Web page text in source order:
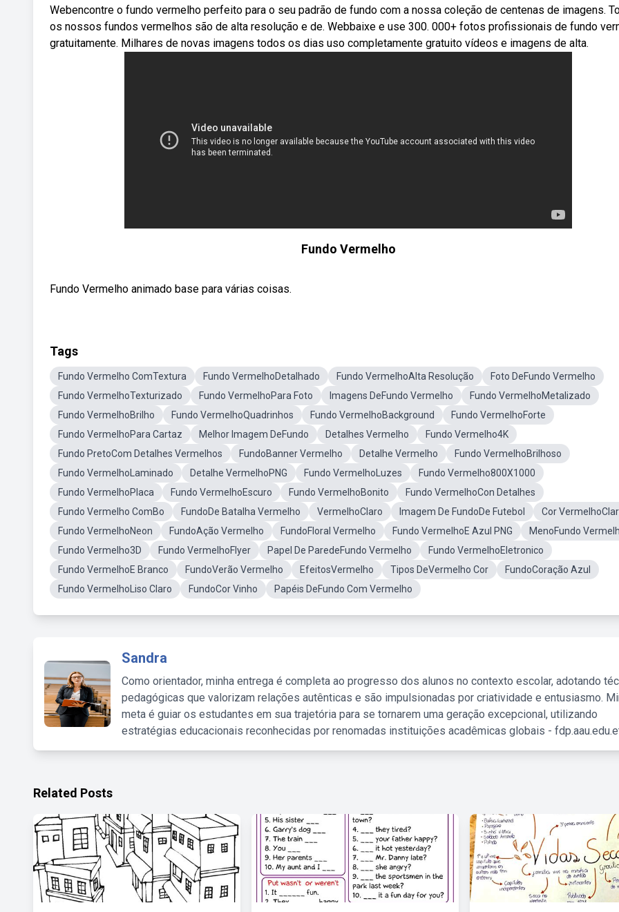
Webencontre o fundo vermelho perfeito para o seu padrão de fundo com a nossa coleção de centenas de imagens.
os nossos fundos vermelhos são de alta resolução e de. Webbaixe e use 300. 000+ fotos profissionais de fundo
gratuitamente. Milhares de novas imagens todos os dias uso completamente gratuito vídeos e imagens de alta.
Fundo Vermelho
Fundo Vermelho animado base para várias coisas.
Tags
Fundo Vermelho ComTextura Fundo VermelhoDetalhado Fundo VermelhoAlta Resolução
Foto DeFundo Vermelho
Fundo VermelhoTexturizado
Fundo VermelhoPara Foto Imagens DeFundo Vermelho
Fundo VermelhoMetalizado
Fundo VermelhoBrilho
Fundo VermelhoQuadrinhos Fundo VermelhoBackground
Fundo VermelhoForte
Fundo VermelhoPara Cartaz
Melhor Imagem DeFundo Detalhes Vermelho
Fundo Vermelho4K
Fundo PretoCom Detalhes Vermelhos
FundoBanner Vermelho Detalhe Vermelho
Fundo VermelhoBrilhoso
Fundo VermelhoLaminado
Detalhe VermelhoPNG Fundo VermelhoLuzes
Fundo Vermelho800X1000
Fundo VermelhoPlaca
Fundo VermelhoEscuro Fundo VermelhoBonito
Fundo VermelhoCon Detalhes
Fundo Vermelho ComBo
FundoDe Batalha Vermelho VermelhoClaro Imagem De FundoDe Futebol
Cor
Fundo VermelhoNeon
FundoAção Vermelho FundoFloral Vermelho Fundo VermelhoE Azul PNG
MenoFundo
Fundo Vermelho3D
Fundo VermelhoFlyer Papel De ParedeFundo Vermelho
Fundo VermelhoEletronico
Fundo VermelhoE Branco
FundoVerão Vermelho EfeitosVermelho Tipos DeVermelho Cor
FundoCoração Azul
Fundo VermelhoLiso Claro
FundoCor Vinho Papéis DeFundo Com Vermelho
Sandra
Como orientador, minha entrega é completa ao progresso dos alunos no contexto escolar, adotando
pedagógicas que valorizam relações autênticas e são impulsionadas por criatividade e entusiasmo.
meta é guiar os estudantes em sua trajetória para se tornarem uma geração excepcional, utilizando
estratégias educacionais reconhecidas por renomadas instituições acadêmicas globais -
Related Posts